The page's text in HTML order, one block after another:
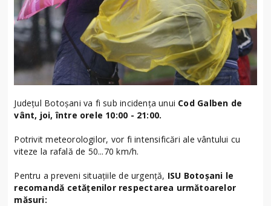
Județul Botoșani va fi sub incidența unui Cod Galben de
vânt, joi, între orele 10:00 - 21:00.
Potrivit meteorologilor, vor fi intensificări ale vântului cu
viteze la rafală de 50...70 km/h.
Pentru a preveni situațiile de urgență, ISU Botoșani le
recomandă cetățenilor respectarea următoarelor
măsuri: